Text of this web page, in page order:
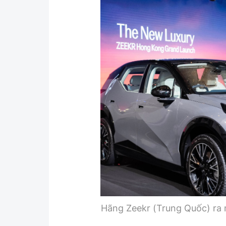
Lao động - Công đoàn
Showbiz
Điện ảnh
Âm nhạc
Thời sự Quốc tế
Hồ sơ tài liệu
Thế giới giao thông
Thế giới xây dựng
Đi ++
Du lịch
Khám phá
Lối sống
Ẩm thực
Hãng Zeekr (Trung Quốc)